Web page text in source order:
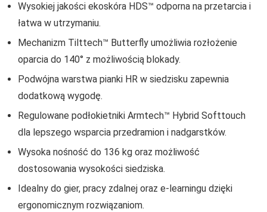
Wysokiej jakości ekoskóra HDS™ odporna na przetarcia i
łatwa w utrzymaniu.
Mechanizm Tilttech™ Butterfly umożliwia rozłożenie
oparcia do 140° z możliwością blokady.
Podwójna warstwa pianki HR w siedzisku zapewnia
dodatkową wygodę.
Regulowane podłokietniki Armtech™ Hybrid Softtouch
dla lepszego wsparcia przedramion i nadgarstków.
Wysoka nośność do 136 kg oraz możliwość
dostosowania wysokości siedziska.
Idealny do gier, pracy zdalnej oraz e-learningu dzięki
ergonomicznym rozwiązaniom.